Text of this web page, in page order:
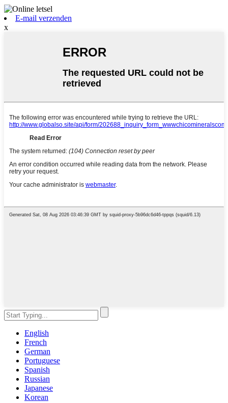
E-mail verzenden
x
English
French
German
Portuguese
Spanish
Russian
Japanese
Korean